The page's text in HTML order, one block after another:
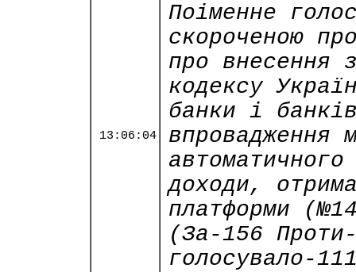
13:06:04
Поіменне
скороченою
про внесення
кодексу
банки і
впровадження
доходи,
платформи
(За-156
голосувало-